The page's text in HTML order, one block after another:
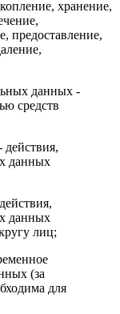
хранение,
предоставление,
данных -
средств
данных
данных
лиц;
(за
для